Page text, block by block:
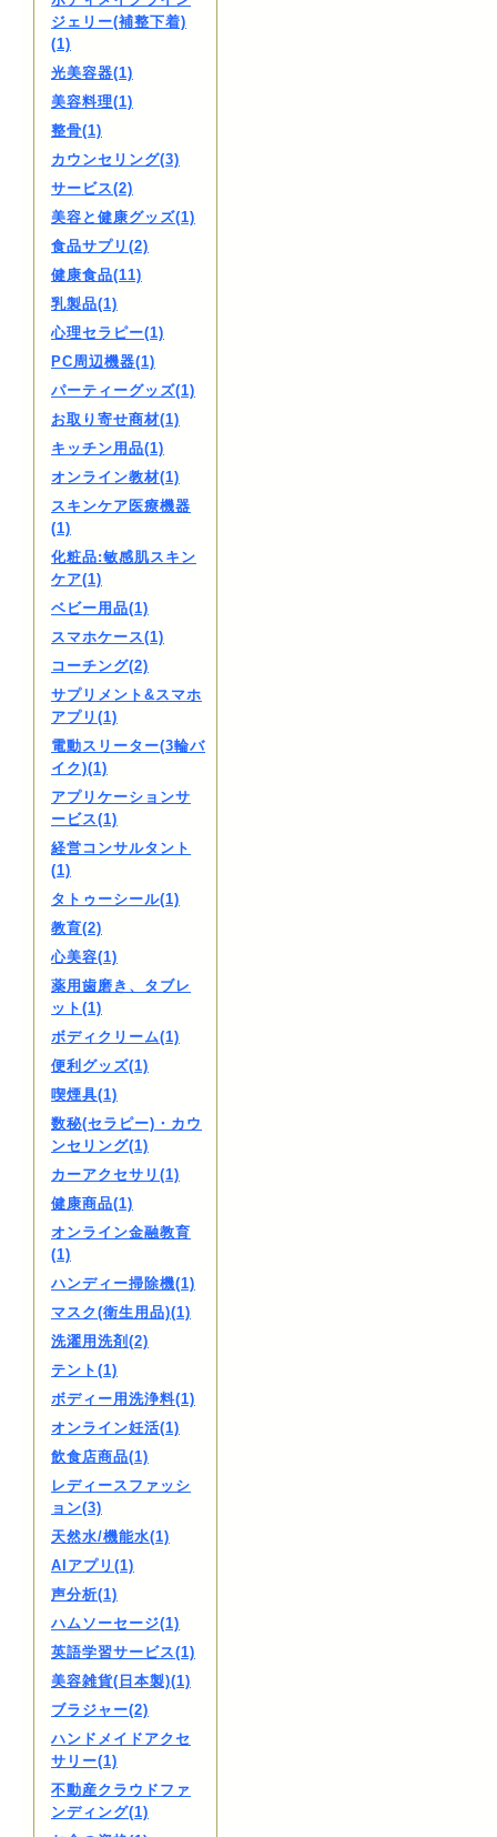
ジェリー(補整下着)
(1)
光美容器(1)
美容料理(1)
整骨(1)
カウンセリング(3)
サービス(2)
美容と健康グッズ(1)
食品サプリ(2)
健康食品(11)
乳製品(1)
心理セラピー(1)
PC周辺機器(1)
パーティーグッズ(1)
お取り寄せ商材(1)
キッチン用品(1)
オンライン教材(1)
スキンケア医療機器
(1)
化粧品:敏感肌スキン
ケア(1)
ベビー用品(1)
スマホケース(1)
コーチング(2)
サプリメント&スマホ
アプリ(1)
電動スリーター(3輪バ
イク)(1)
アプリケーションサ
ービス(1)
経営コンサルタント
(1)
タトゥーシール(1)
教育(2)
心美容(1)
薬用歯磨き、タブレ
ット(1)
ボディクリーム(1)
便利グッズ(1)
喫煙具(1)
数秘(セラピー)・カウ
ンセリング(1)
カーアクセサリ(1)
健康商品(1)
オンライン金融教育
(1)
ハンディー掃除機(1)
マスク(衛生用品)(1)
洗濯用洗剤(2)
テント(1)
ボディー用洗浄料(1)
オンライン妊活(1)
飲食店商品(1)
レディースファッシ
ョン(3)
天然水/機能水(1)
AIアプリ(1)
声分析(1)
ハムソーセージ(1)
英語学習サービス(1)
美容雑貨(日本製)(1)
ブラジャー(2)
ハンドメイドアクセ
サリー(1)
不動産クラウドファ
ンディング(1)